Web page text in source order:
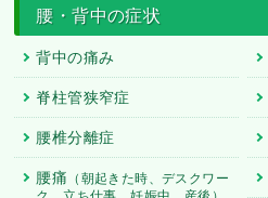
腰・背中の症状
背中の痛み
脊柱管狭窄症
腰椎分離症
腰痛 （朝起きた時、デスクワー